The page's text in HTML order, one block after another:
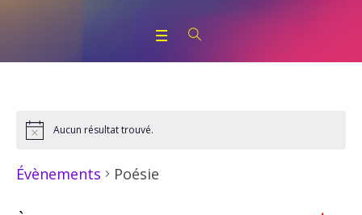
NoticeAucun résultat trouvé.
Évènements Poésie